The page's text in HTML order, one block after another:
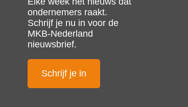
ondernemers raakt.
Schrijf je nu in voor de
MKB-Nederland
nieuwsbrief.
Schrijf je in